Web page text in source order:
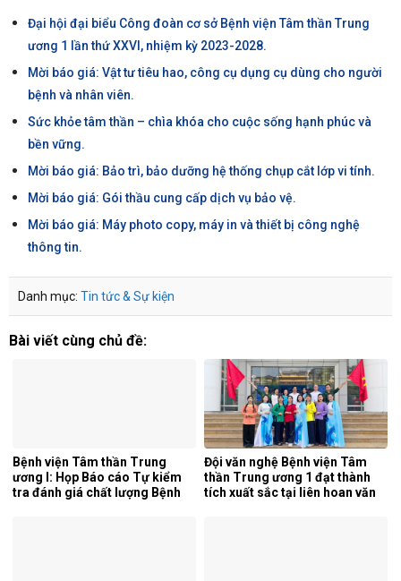
Đại hội đại biểu Công đoàn cơ sở Bệnh viện Tâm thần Trung
ương 1 lần thứ XXVI, nhiệm kỳ 2023-2028.
Mời báo giá: Vật tư tiêu hao, công cụ dụng cụ dùng cho người
bệnh và nhân viên.
Sức khỏe tâm thần – chìa khóa cho cuộc sống hạnh phúc và
bền vững.
Mời báo giá: Bảo trì, bảo dưỡng hệ thống chụp cắt lớp vi tính.
Mời báo giá: Gói thầu cung cấp dịch vụ bảo vệ.
Mời báo giá: Máy photo copy, máy in và thiết bị công nghệ
thông tin.
Danh mục: Tin tức & Sự kiện
Bài viết cùng chủ đề:
Bệnh viện Tâm thần Trung
ương I: Họp Báo cáo Tự kiểm
tra đánh giá chất lượng Bệnh
Đội văn nghệ Bệnh viện Tâm
thần Trung ương 1 đạt thành
tích xuất sắc tại liên hoan văn